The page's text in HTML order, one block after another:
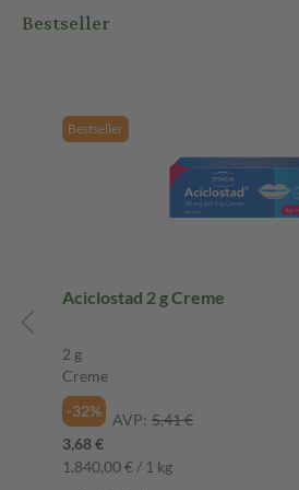
Bestseller
Bestseller
Aciclostad 2 g Creme
2 g
Creme
-32%
AVP: 5,41 €
3,68 €
1.840,00 € / 1 kg